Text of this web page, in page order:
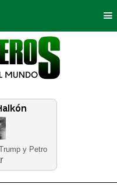
y Petro
Bogotá
Deportes
Neira